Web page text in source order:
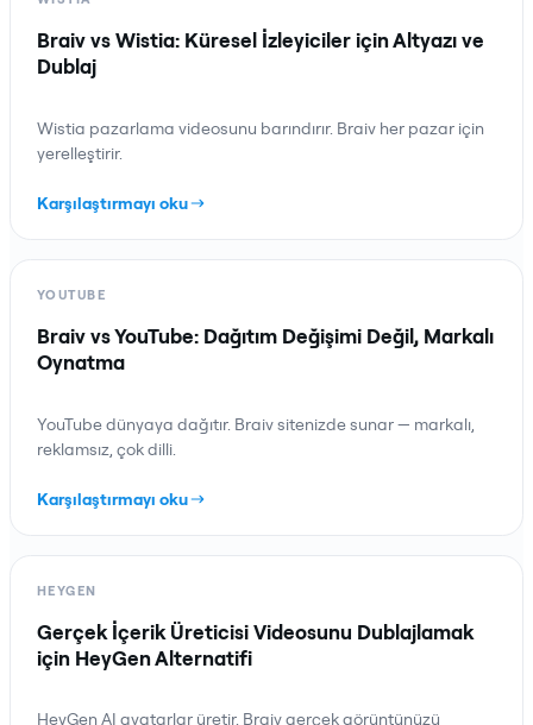
Braiv vs Wistia: Küresel İzleyiciler için Altyazı ve
Dublaj
Wistia pazarlama videosunu barındırır. Braiv her pazar için
yerelleştirir.
Karşılaştırmayı oku
YOUTUBE
Braiv vs YouTube: Dağıtım Değişimi Değil, Markalı
Oynatma
YouTube dünyaya dağıtır. Braiv sitenizde sunar — markalı,
reklamsız, çok dilli.
Karşılaştırmayı oku
HEYGEN
Gerçek İçerik Üreticisi Videosunu Dublajlamak
için HeyGen Alternatifi
HeyGen AI avatarlar üretir. Braiv gerçek görüntünüzü